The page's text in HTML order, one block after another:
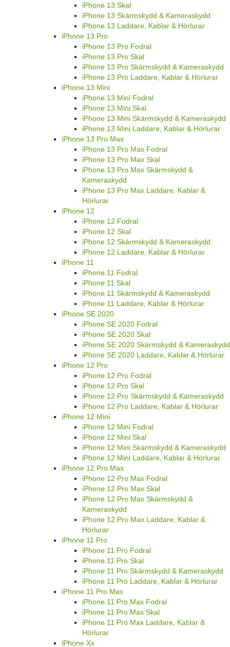
iPhone 13 Skal
iPhone 13 Skärmskydd & Kameraskydd
iPhone 13 Laddare, Kablar & Hörlurar
iPhone 13 Pro
iPhone 13 Pro Fodral
iPhone 13 Pro Skal
iPhone 13 Pro Skärmskydd & Kameraskydd
iPhone 13 Pro Laddare, Kablar & Hörlurar
iPhone 13 Mini
iPhone 13 Mini Fodral
iPhone 13 Mini Skal
iPhone 13 Mini Skärmskydd & Kameraskydd
iPhone 13 Mini Laddare, Kablar & Hörlurar
iPhone 13 Pro Max
iPhone 13 Pro Max Fodral
iPhone 13 Pro Max Skal
iPhone 13 Pro Max Skärmskydd &
Kameraskydd
iPhone 13 Pro Max Laddare, Kablar &
Hörlurar
iPhone 12
iPhone 12 Fodral
iPhone 12 Skal
iPhone 12 Skärmskydd & Kameraskydd
iPhone 12 Laddare, Kablar & Hörlurar
iPhone 11
iPhone 11 Fodral
iPhone 11 Skal
iPhone 11 Skärmskydd & Kameraskydd
iPhone 11 Laddare, Kablar & Hörlurar
iPhone SE 2020
iPhone SE 2020 Fodral
iPhone SE 2020 Skal
iPhone SE 2020 Skärmskydd & Kameraskydd
iPhone SE 2020 Laddare, Kablar & Hörlurar
iPhone 12 Pro
iPhone 12 Pro Fodral
iPhone 12 Pro Skal
iPhone 12 Pro Skärmskydd & Kameraskydd
iPhone 12 Pro Laddare, Kablar & Hörlurar
iPhone 12 Mini
iPhone 12 Mini Fodral
iPhone 12 Mini Skal
iPhone 12 Mini Skärmskydd & Kameraskydd
iPhone 12 Mini Laddare, Kablar & Hörlurar
iPhone 12 Pro Max
iPhone 12 Pro Max Fodral
iPhone 12 Pro Max Skal
iPhone 12 Pro Max Skärmskydd &
Kameraskydd
iPhone 12 Pro Max Laddare, Kablar &
Hörlurar
iPhone 11 Pro
iPhone 11 Pro Fodral
iPhone 11 Pro Skal
iPhone 11 Pro Skärmskydd & Kameraskydd
iPhone 11 Pro Laddare, Kablar & Hörlurar
iPhone 11 Pro Max
iPhone 11 Pro Max Fodral
iPhone 11 Pro Max Skal
iPhone 11 Pro Max Laddare, Kablar &
Hörlurar
iPhone Xs